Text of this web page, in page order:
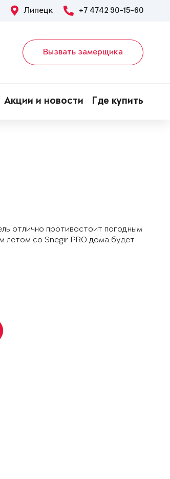
Липецк +7 4742 90-15-60
Вызвать замерщика
Акции и новости Где купить
отлично противостоит погодным
летом со Snegir PRO дома будет